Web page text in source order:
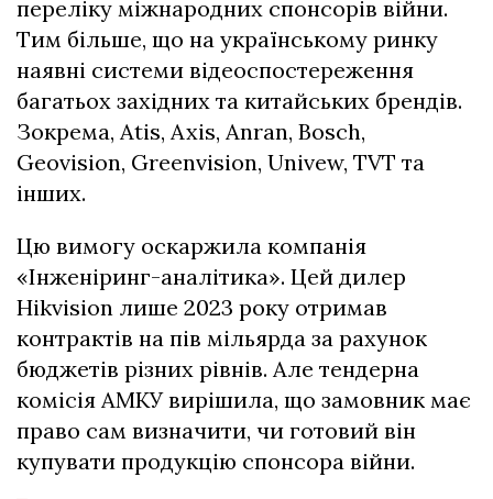
переліку міжнародних спонсорів війни.
Тим більше, що на українському ринку
наявні системи відеоспостереження
багатьох західних та китайських брендів.
Зокрема, Atis, Axis, Anran, Bosch,
Geovision, Greenvision, Univew, TVT та
інших.
Цю вимогу оскаржила компанія
«Інженіринг-аналітика». Цей дилер
Hikvision лише 2023 року отримав
контрактів на пів мільярда за рахунок
бюджетів різних рівнів. Але тендерна
комісія АМКУ вирішила, що замовник має
право сам визначити, чи готовий він
купувати продукцію спонсора війни.